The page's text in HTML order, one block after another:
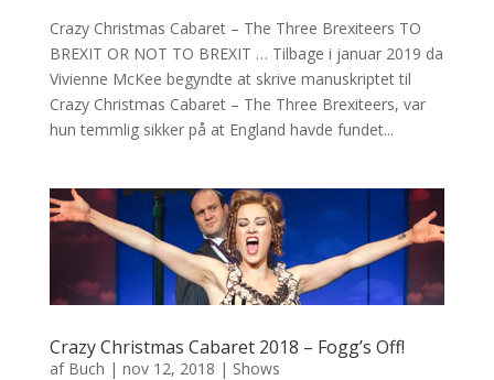
Crazy Christmas Cabaret – The Three Brexiteers TO
BREXIT OR NOT TO BREXIT … Tilbage i januar 2019 da
Vivienne McKee begyndte at skrive manuskriptet til
Crazy Christmas Cabaret – The Three Brexiteers, var
hun temmlig sikker på at England havde fundet...
Crazy Christmas Cabaret 2018 – Fogg’s Off!
af Buch | nov 12, 2018 | Shows